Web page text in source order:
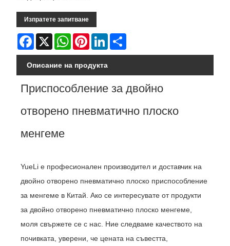
Изпратете запитване
Facebook
X WhatsAppPinterestLinkedIn
Описание на продукта
Приспособление за двойно
отворено пневматично плоско
менгеме
YueLi е професионален производител и доставчик на
двойно отворено пневматично плоско приспособление
за менгеме в Китай. Ако се интересувате от продукти
за двойно отворено пневматично плоско менгеме,
моля свържете се с нас. Ние следваме качеството на
почивката, уверени, че цената на съвестта,